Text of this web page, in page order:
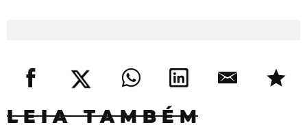
LEIA TAMBÉM